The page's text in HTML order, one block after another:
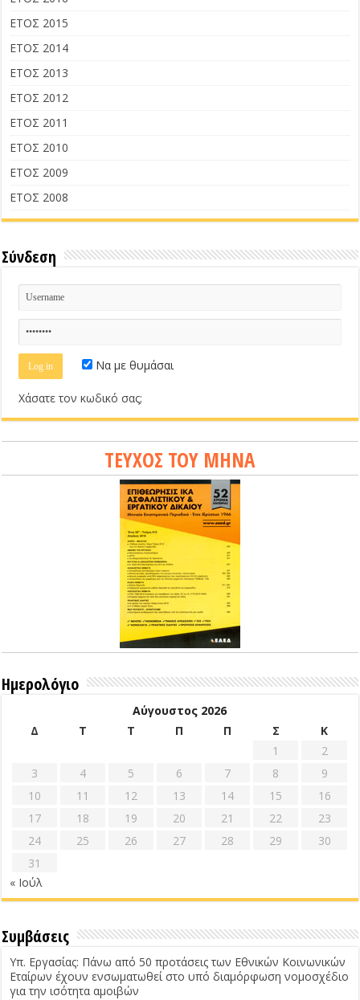
ΕΤΟΣ 2015
ΕΤΟΣ 2014
ΕΤΟΣ 2013
ΕΤΟΣ 2012
ΕΤΟΣ 2011
ΕΤΟΣ 2010
ΕΤΟΣ 2009
ΕΤΟΣ 2008
Σύνδεση
Να με θυμάσαι
Χάσατε τον κωδικό σας;
ΤΕΥΧΟΣ ΤΟΥ ΜΗΝΑ
Ημερολόγιο
Αύγουστος 2026
Δ
Τ Τ Π Π Σ
Κ
1
2
3
4 5 6 7 8
9
10
11 12 13 14 15
16
17
18 19 20 21 22
23
24
25 26 27 28 29
30
31
« Ιούλ
Συμβάσεις
Υπ. Εργασίας: Πάνω από 50 προτάσεις των Εθνικών Κοινωνικών
Εταίρων έχουν ενσωματωθεί στο υπό διαμόρφωση νομοσχέδιο
για την ισότητα αμοιβών